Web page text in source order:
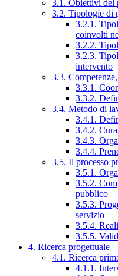
3.1. Obiettivi del
3.2. Tipologie di
3.2.1.
coinvolti
3.2.2.
3.2.3.
intervento
3.3.
3.3.1.
3.3.2.
3.4. Metodo di
3.4.1.
3.4.2.
3.4.3.
3.4.4.
3.5. Il processo
3.5.1.
3.5.2.
pubblico
3.5.3.
servizio
3.5.4.
3.5.5.
4. Ricerca progettuale
4.1. Ricerca
4.1.1.